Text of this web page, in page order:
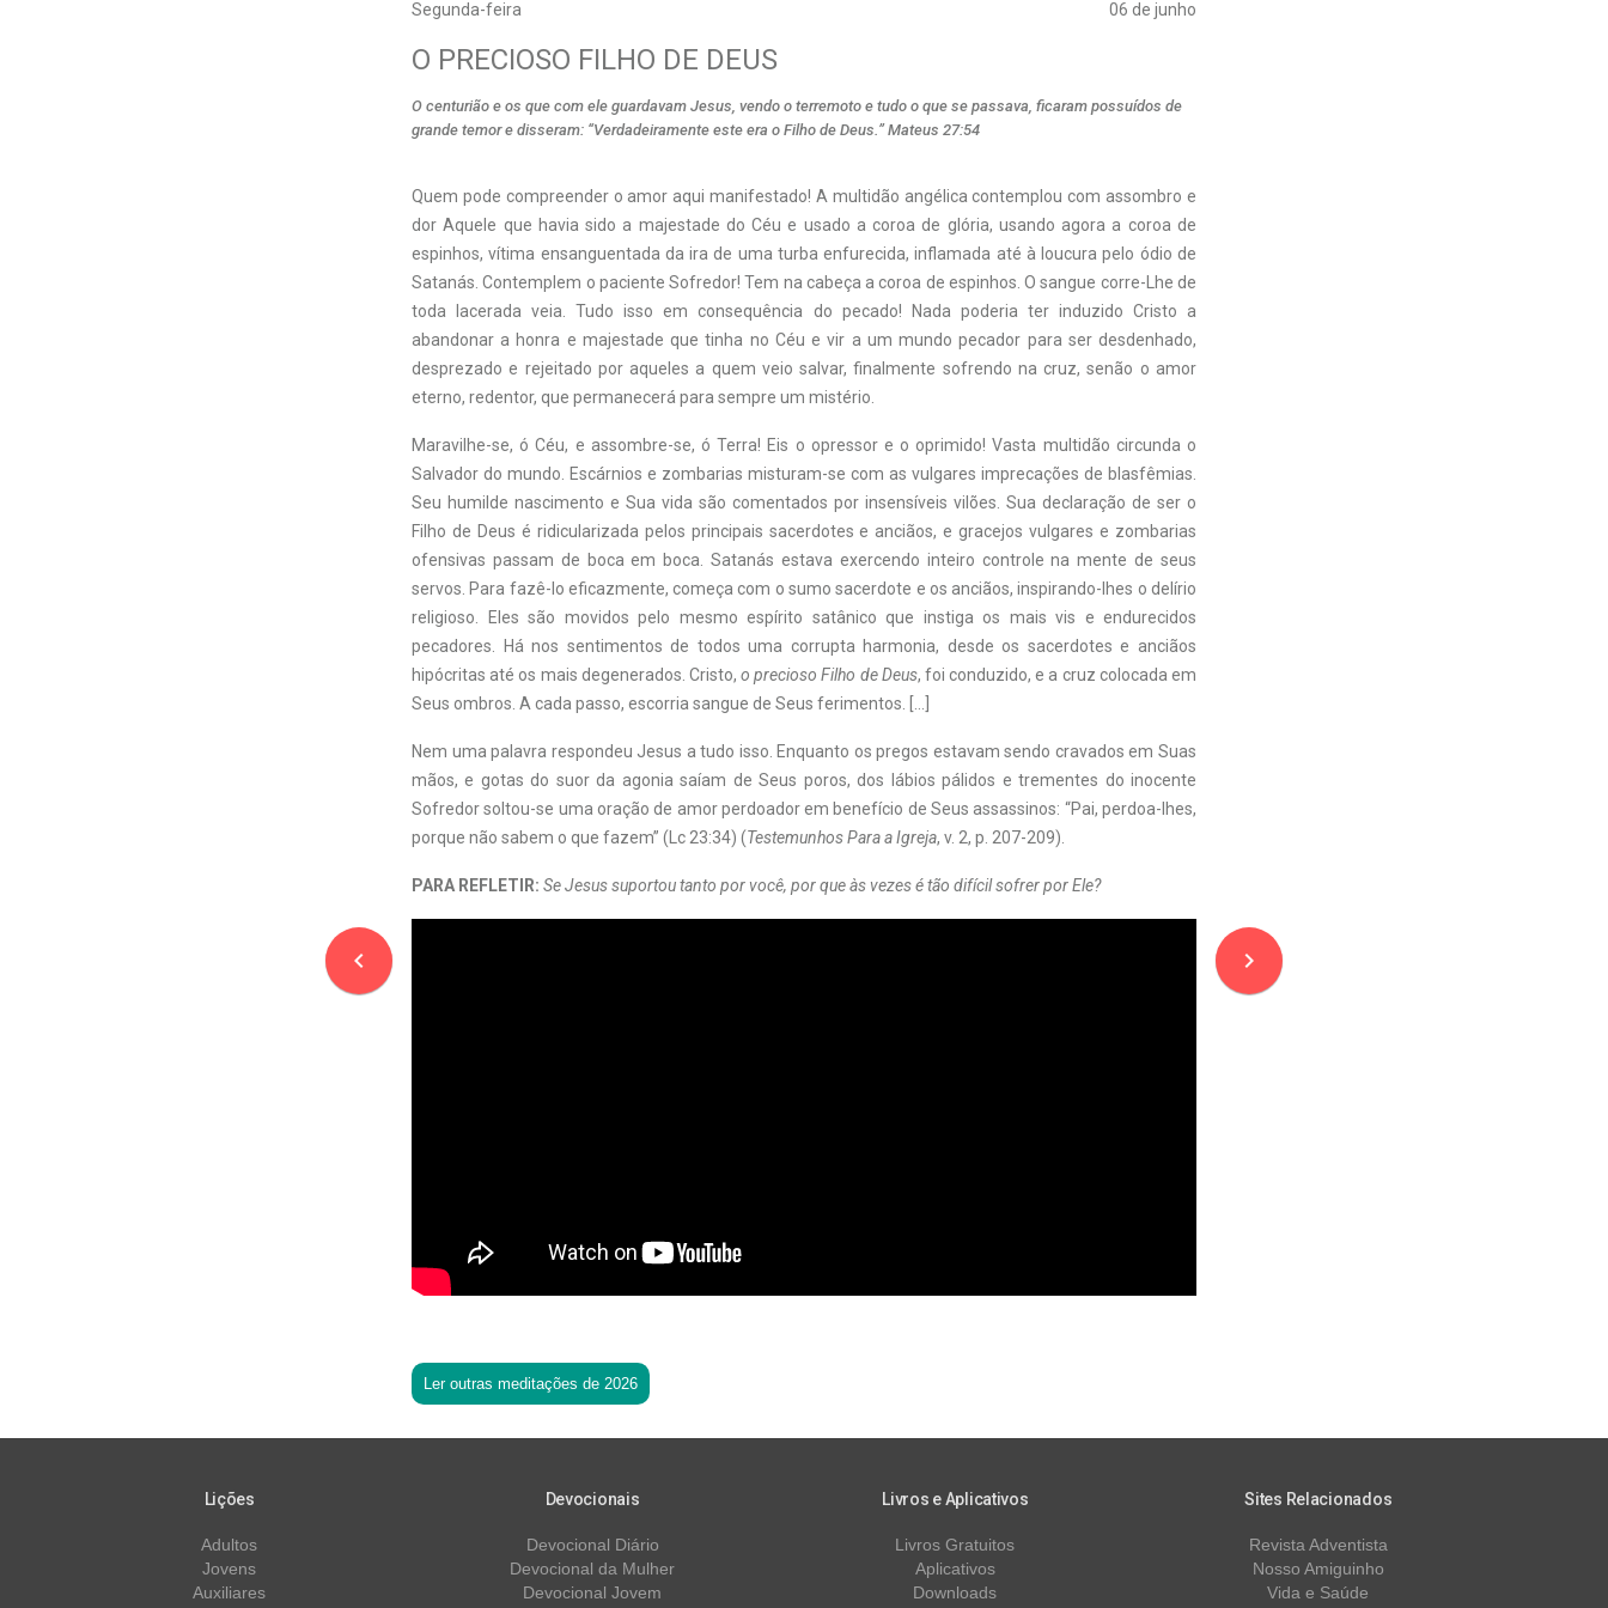
Segunda-feira 06 de junho
navigate_before
O PRECIOSO FILHO DE DEUS
O centurião e os que com ele guardavam Jesus, vendo o terremoto e tudo o que se passava, ficaram possuídos de
grande temor e disseram: “Verdadeiramente este era o Filho de Deus.” Mateus 27:54
Quem pode compreender o amor aqui manifestado! A multidão angélica contemplou com assombro e
dor Aquele que havia sido a majestade do Céu e usado a coroa de glória, usando agora a coroa de
espinhos, vítima ensanguentada da ira de uma turba enfurecida, inflamada até à loucura pelo ódio de
Satanás. Contemplem o paciente Sofredor! Tem na cabeça a coroa de espinhos. O sangue corre-Lhe de
toda lacerada veia. Tudo isso em consequência do pecado! Nada poderia ter induzido Cristo a
abandonar a honra e majestade que tinha no Céu e vir a um mundo pecador para ser desdenhado,
desprezado e rejeitado por aqueles a quem veio salvar, finalmente sofrendo na cruz, senão o amor
eterno, redentor, que permanecerá para sempre um mistério.
Maravilhe-se, ó Céu, e assombre-se, ó Terra! Eis o opressor e o oprimido! Vasta multidão circunda o
Salvador do mundo. Escárnios e zombarias misturam-se com as vulgares imprecações de blasfêmias.
Seu humilde nascimento e Sua vida são comentados por insensíveis vilões. Sua declaração de ser o
Filho de Deus é ridicularizada pelos principais sacerdotes e anciãos, e gracejos vulgares e zombarias
ofensivas passam de boca em boca. Satanás estava exercendo inteiro controle na mente de seus
servos. Para fazê-lo eficazmente, começa com o sumo sacerdote e os anciãos, inspirando-lhes o delírio
religioso. Eles são movidos pelo mesmo espírito satânico que instiga os mais vis e endurecidos
pecadores. Há nos sentimentos de todos uma corrupta harmonia, desde os sacerdotes e anciãos
hipócritas até os mais degenerados. Cristo,o precioso Filho de Deus, foi conduzido, e a cruz colocada em
Seus ombros. A cada passo, escorria sangue de Seus ferimentos. […]
Nem uma palavra respondeu Jesus a tudo isso. Enquanto os pregos estavam sendo cravados em Suas
mãos, e gotas do suor da agonia saíam de Seus poros, dos lábios pálidos e trementes do inocente
Sofredor soltou-se uma oração de amor perdoador em benefício de Seus assassinos: “Pai, perdoa-lhes,
porque não sabem o que fazem” (Lc 23:34) (Testemunhos Para a Igreja, v. 2, p. 207-209).
PARA REFLETIR: Se Jesus suportou tanto por você, por que às vezes é tão difícil sofrer por Ele?
Ler outras meditações de 2026
navigate_next
Lições
Adultos
Jovens
Auxiliares
Devocionais
Devocional Diário
Devocional da Mulher
Devocional Jovem
Livros e Aplicativos
Livros Gratuitos
Aplicativos
Downloads
Sites Relacionados
Revista Adventista
Nosso Amiguinho
Vida e Saúde